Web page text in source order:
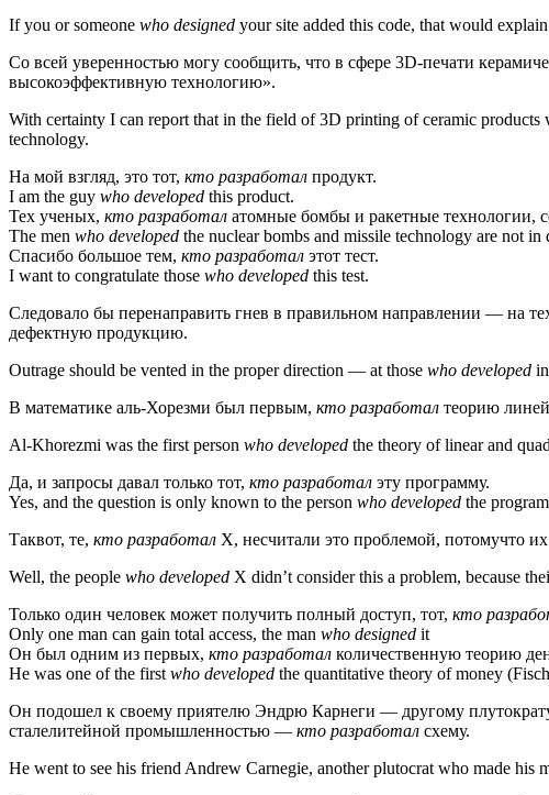
If you or someone who designed your site added this code, that would
Со всей уверенностью могу сообщить, что в сфере 3D-печати
высокоэффективную технологию».
With certainty I can report that in the field of 3D printing of ceramic products
technology.
На мой взгляд, это тот, кто разработал продукт.
I am the guy who developed this product.
Тех ученых, кто разработал атомные бомбы и ракетные технологии,
The men who developed the nuclear bombs and missile technology are not in
Спасибо большое тем, кто разработал этот тест.
I want to congratulate those who developed this test.
Следовало бы перенаправить гнев в правильном направлении — на
дефектную продукцию.
Outrage should be vented in the proper direction — at those who developed
В математике аль-Хорезми был первым, кто разработал теорию
Al-Khorezmi was the first person who developed the theory of linear and
Да, и запросы давал только тот, кто разработал эту программу.
Yes, and the question is only known to the person who developed the
Таквот, те, кто разработал Х, несчитали это проблемой, потомучто
Well, the people who developed X didn’t consider this a problem, because
Только один человек может получить полный доступ, тот, кто
Only one man can gain total access, the man who designed it
Он был одним из первых, кто разработал количественную теорию
He was one of the firstwho developed the quantitative theory of money
Он подошел к своему приятелю Эндрю Карнеги — другому
сталелитейной промышленностью — кто разработал схему.
He went to see his friend Andrew Carnegie, another plutocrat who made his